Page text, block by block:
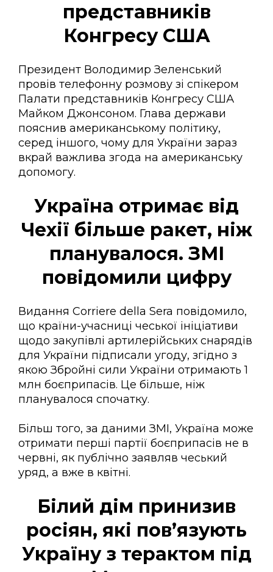
представників
Конгресу США
Президент Володимир Зеленський
провів телефонну розмову зі спікером
Палати представників Конгресу США
Майком Джонсоном. Глава держави
пояснив американському політику,
серед іншого, чому для України зараз
вкрай важлива згода на американську
допомогу.
Україна отримає від
Чехії більше ракет, ніж
планувалося. ЗМІ
повідомили цифру
Видання Corriere della Sera повідомило,
що країни-учасниці чеської ініціативи
щодо закупівлі артилерійських снарядів
для України підписали угоду, згідно з
якою Збройні сили України отримають 1
млн боєприпасів. Це більше, ніж
планувалося спочатку.
Більш того, за даними ЗМІ, Україна може
отримати перші партії боєприпасів не в
червні, як публічно заявляв чеський
уряд, а вже в квітні.
Білий дім принизив
росіян, які пов’язують
Україну з терактом під